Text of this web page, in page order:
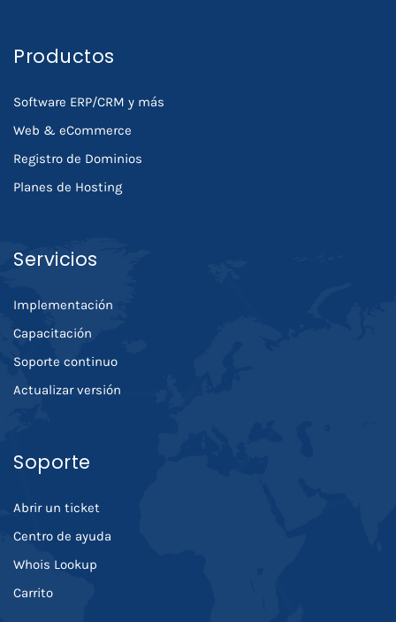
Productos
Software ERP/CRM y más
Web & eCommerce
Registro de Dominios
Planes de Hosting
Servicios
Implementación
Capacitación
Soporte continuo
Actualizar versión
Soporte
Abrir un ticket
Centro de ayuda
Whois Lookup
Carrito